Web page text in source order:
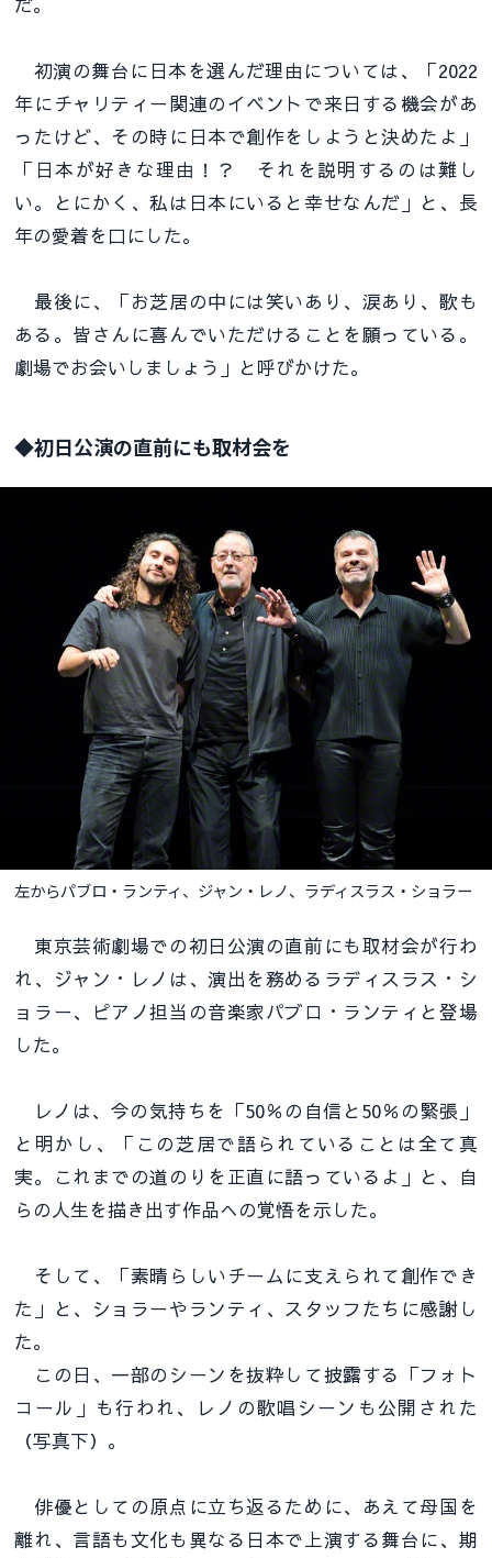
初演の舞台に日本を選んだ理由については、「2022
年にチャリティー関連のイベントで来日する機会があ
ったけど、その時に日本で創作をしようと決めたよ」
「日本が好きな理由！？ それを説明するのは難し
い。とにかく、私は日本にいると幸せなんだ」と、長
年の愛着を口にした。
最後に、「お芝居の中には笑いあり、涙あり、歌も
ある。皆さんに喜んでいただけることを願っている。
劇場でお会いしましょう」と呼びかけた。
◆初日公演の直前にも取材会を
左からパブロ・ランティ、ジャン・レノ、ラディスラス・ショラー
東京芸術劇場での初日公演の直前にも取材会が行わ
れ、ジャン・レノは、演出を務めるラディスラス・シ
ョラー、ピアノ担当の音楽家パブロ・ランティと登場
した。
レノは、今の気持ちを「50％の自信と50％の緊張」
と明かし、「この芝居で語られていることは全て真
実。これまでの道のりを正直に語っているよ」と、自
らの人生を描き出す作品への覚悟を示した。
そして、「素晴らしいチームに支えられて創作でき
た」と、ショラーやランティ、スタッフたちに感謝し
た。
この日、一部のシーンを抜粋して披露する「フォト
コール」も行われ、レノの歌唱シーンも公開された
（写真下）。
俳優としての原点に立ち返るために、あえて母国を
離れ、言語も文化も異なる日本で上演する舞台に、期